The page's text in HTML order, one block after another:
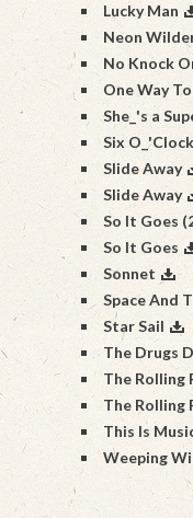
Lucky Man
Neon
No Knock
One Way
She_'s a
Six O_'Clock
Slide Away
Slide Away
So It Goes
So It Goes
Sonnet
Space And
Star Sail
The Drugs
The Rolling
The Rolling
This Is
Weeping